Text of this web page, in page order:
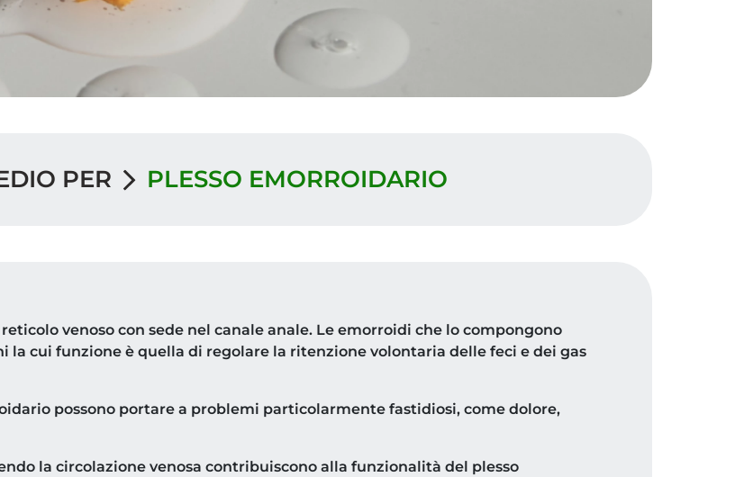
PER PLESSO EMORROIDARIO
venoso con sede nel canale anale. Le emorroidi che lo compongono
la cui funzione è quella di regolare la ritenzione volontaria delle feci e dei gas
possono portare a problemi particolarmente fastidiosi, come dolore,
la circolazione venosa contribuiscono alla funzionalità del plesso